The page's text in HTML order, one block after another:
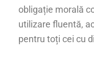
obligație morală
utilizare fluentă,
pentru toți cei cu